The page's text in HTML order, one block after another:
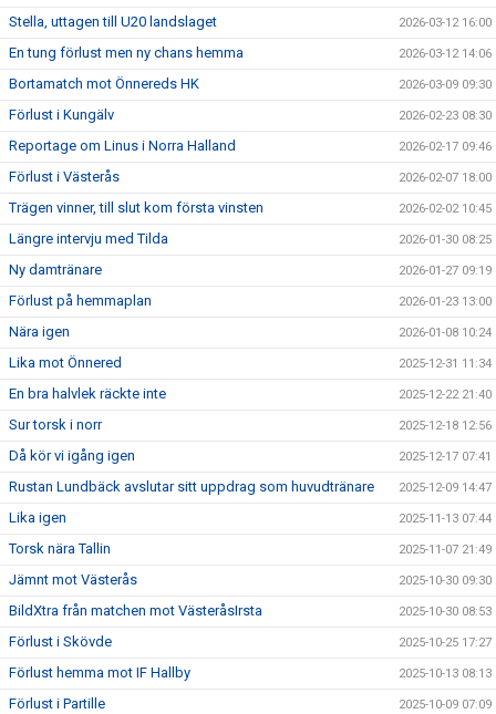
Stella, uttagen till U20 landslaget 2026-03-12 16:00
En tung förlust men ny chans hemma 2026-03-12 14:06
Bortamatch mot Önnereds HK 2026-03-09 09:30
Förlust i Kungälv 2026-02-23 08:30
Reportage om Linus i Norra Halland 2026-02-17 09:46
Förlust i Västerås 2026-02-07 18:00
Trägen vinner, till slut kom första vinsten 2026-02-02 10:45
Längre intervju med Tilda 2026-01-30 08:25
Ny damtränare 2026-01-27 09:19
Förlust på hemmaplan 2026-01-23 13:00
Nära igen 2026-01-08 10:24
Lika mot Önnered 2025-12-31 11:34
En bra halvlek räckte inte 2025-12-22 21:40
Sur torsk i norr 2025-12-18 12:56
Då kör vi igång igen 2025-12-17 07:41
Rustan Lundbäck avslutar sitt uppdrag som huvudtränare 2025-12-09 14:47
Lika igen 2025-11-13 07:44
Torsk nära Tallin 2025-11-07 21:49
Jämnt mot Västerås 2025-10-30 09:30
BildXtra från matchen mot VästeråsIrsta 2025-10-30 08:53
Förlust i Skövde 2025-10-25 17:27
Förlust hemma mot IF Hallby 2025-10-13 08:13
Förlust i Partille 2025-10-09 07:09